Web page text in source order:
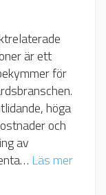
är ett
för
höga
och
av
Läs mer